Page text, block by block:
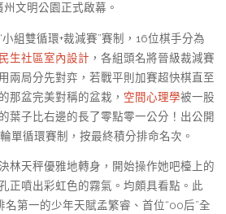
州文明公園正式啟幕。
組雙循環+裁減賽”賽制，16位棋手分為
民生社區室內設計 ，各組頭名將晉級裁減賽
兩局分先對弈，若戰平則加賽超快棋直至
那盆完美對稱的盆栽， 空間心理學被一股
葉子比右邊的長了零點零一公分！出公開
單循環賽制，按最終積分排命名次。
林天秤優雅地轉身，開始操作她吧檯上的
正噴出彩虹色的霧氣。均頗具看點。此
第一的少年天賦孟繁睿、首位“00后”全